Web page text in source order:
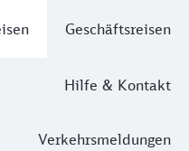
Geschäftsreisen
Hilfe & Kontakt
Verkehrsmeldungen